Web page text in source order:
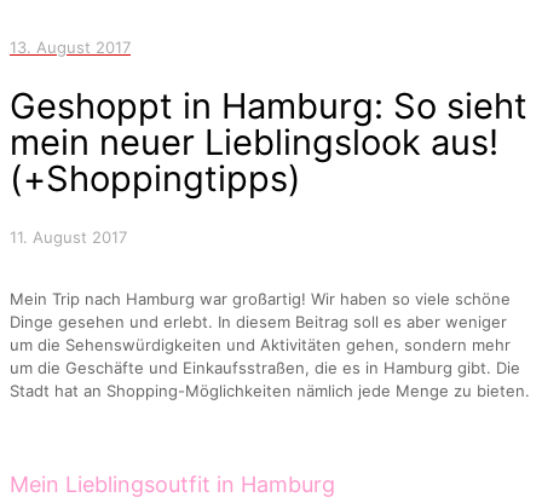
13. August 2017
Geshoppt in Hamburg: So sieht
mein neuer Lieblingslook aus!
(+Shoppingtipps)
11. August 2017
Mein Trip nach Hamburg war großartig! Wir haben so viele schöne
Dinge gesehen und erlebt. In diesem Beitrag soll es aber weniger
um die Sehenswürdigkeiten und Aktivitäten gehen, sondern mehr
um die Geschäfte und Einkaufsstraßen, die es in Hamburg gibt. Die
Stadt hat an Shopping-Möglichkeiten nämlich jede Menge zu bieten.
Mein Lieblingsoutfit in Hamburg